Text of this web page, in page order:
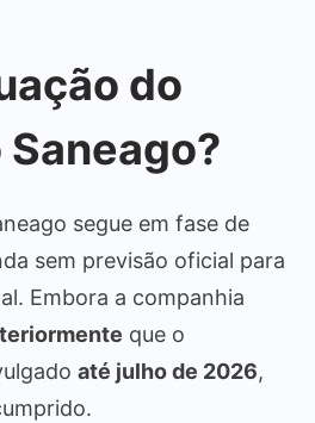
do
segue em fase de
sem previsão oficial para
Embora a companhia
que o
até julho de 2026,